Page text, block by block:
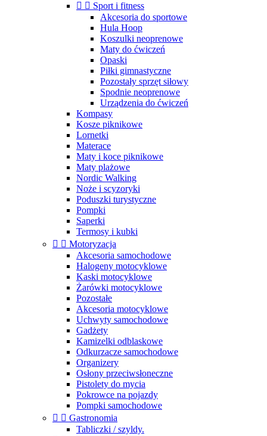
  Sport i fitness
Akcesoria do sportowe
Hula Hoop
Koszulki neoprenowe
Maty do ćwiczeń
Opaski
Piłki gimnastyczne
Pozostały sprzęt siłowy
Spodnie neoprenowe
Urządzenia do ćwiczeń
Kompasy
Kosze piknikowe
Lornetki
Materace
Maty i koce piknikowe
Maty plażowe
Nordic Walking
Noże i scyzoryki
Poduszki turystyczne
Pompki
Saperki
Termosy i kubki
  Motoryzacja
Akcesoria samochodowe
Halogeny motocyklowe
Kaski motocyklowe
Żarówki motocyklowe
Pozostałe
Akcesoria motocyklowe
Uchwyty samochodowe
Gadżety
Kamizelki odblaskowe
Odkurzacze samochodowe
Organizery
Osłony przeciwsłoneczne
Pistolety do mycia
Pokrowce na pojazdy
Pompki samochodowe
  Gastronomia
Tabliczki / szyldy.